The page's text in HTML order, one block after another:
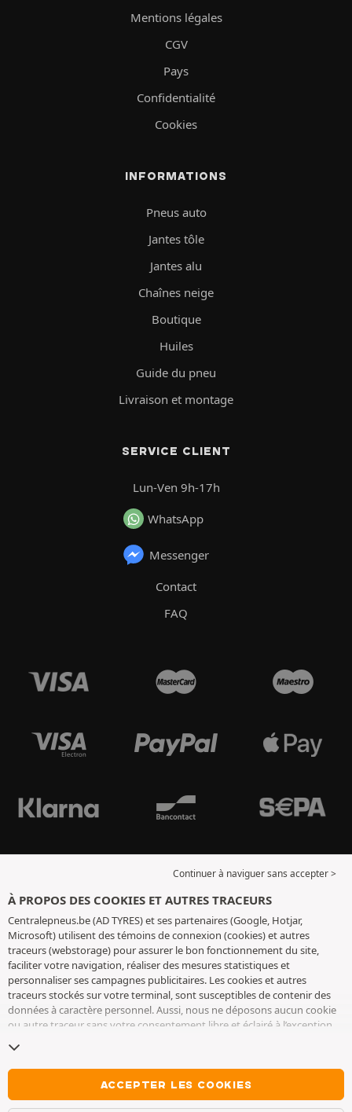
Mentions légales
CGV
Pays
Confidentialité
Cookies
INFORMATIONS
Pneus auto
Jantes tôle
Jantes alu
Chaînes neige
Boutique
Huiles
Guide du pneu
Livraison et montage
SERVICE CLIENT
Lun-Ven 9h-17h
WhatsApp
Messenger
Contact
FAQ
Continuer à naviguer sans accepter >
À PROPOS DES COOKIES ET AUTRES TRACEURS
Centralepneus.be (AD TYRES) et ses partenaires (Google, Hotjar,
Microsoft) utilisent des témoins de connexion (cookies) et autres
traceurs (webstorage) pour assurer le bon fonctionnement du site,
faciliter votre navigation, réaliser des mesures statistiques et
personnaliser ses campagnes publicitaires. Les cookies et autres
traceurs stockés sur votre terminal, sont susceptibles de contenir des
données à caractère personnel. Aussi, nous ne déposons aucun cookie
ou autre traceur sans votre consentement libre et éclairé à l’exception
conservons votre choix pendant 6 mois. Vous pouvez retirer votre
consentement à tout moment en vous rendant sur lapage cookies et
. Vous pouvez choisir de continuer à naviguer sans
accepter le dépôt de cookies ou autres traceurs. Le refus ne fait pas
ACCEPTER LES COOKIES